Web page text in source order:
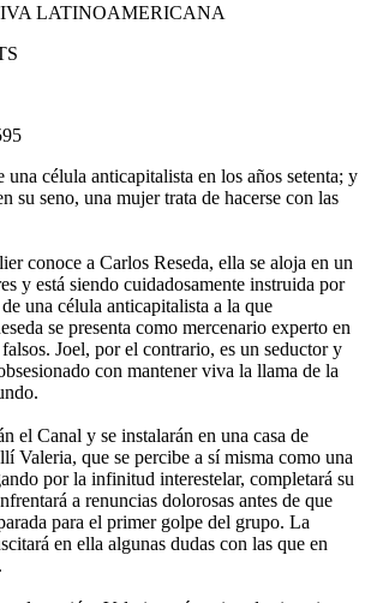
LATINOAMERICANA
célula anticapitalista en los años setenta; y
su seno, una mujer trata de hacerse con las
conoce a Carlos Reseda, ella se aloja en un
y está siendo cuidadosamente instruida por
una célula anticapitalista a la que
se presenta como mercenario experto en
Joel, por el contrario, es un seductor y
con mantener viva la llama de la
el Canal y se instalarán en una casa de
Valeria, que se percibe a sí misma como una
por la infinitud interestelar, completará su
a renuncias dolorosas antes de que
para el primer golpe del grupo. La
en ella algunas dudas con las que en